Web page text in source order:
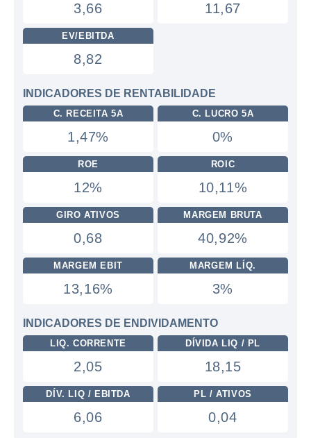
3,66 11,67
EV/EBITDA
8,82
INDICADORES DE RENTABILIDADE
C. RECEITA 5A
1,47%
C. LUCRO 5A
0%
ROE
12%
ROIC
10,11%
GIRO ATIVOS
0,68
MARGEM BRUTA
40,92%
MARGEM EBIT
13,16%
MARGEM LÍQ.
3%
INDICADORES DE ENDIVIDAMENTO
LIQ. CORRENTE
2,05
DÍVIDA LIQ / PL
18,15
DÍV. LIQ / EBITDA
6,06
PL / ATIVOS
0,04